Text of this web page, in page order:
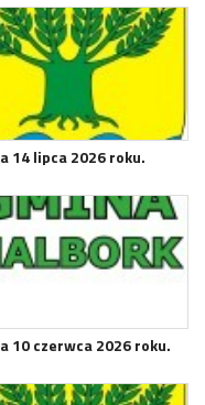
14 lipca 2026 roku.
10 czerwca 2026 roku.